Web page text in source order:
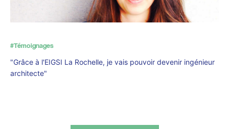
#Témoignages
"Grâce à l'EIGSI La Rochelle, je vais pouvoir devenir ingénieur
architecte"